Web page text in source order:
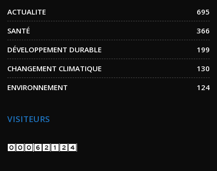
ACTUALITE
695
SANTÉ
366
DÉVELOPPEMENT DURABLE
199
CHANGEMENT CLIMATIQUE
130
ENVIRONNEMENT
124
VISITEURS